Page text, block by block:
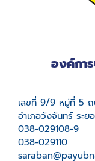
องค์กา
เลขที่ 9/9 หมู่ที่ 5 ถ
อำเภอวังจันทร์ ระย
038-029108-9
038-029110